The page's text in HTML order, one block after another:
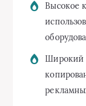
Высокое
Широкий